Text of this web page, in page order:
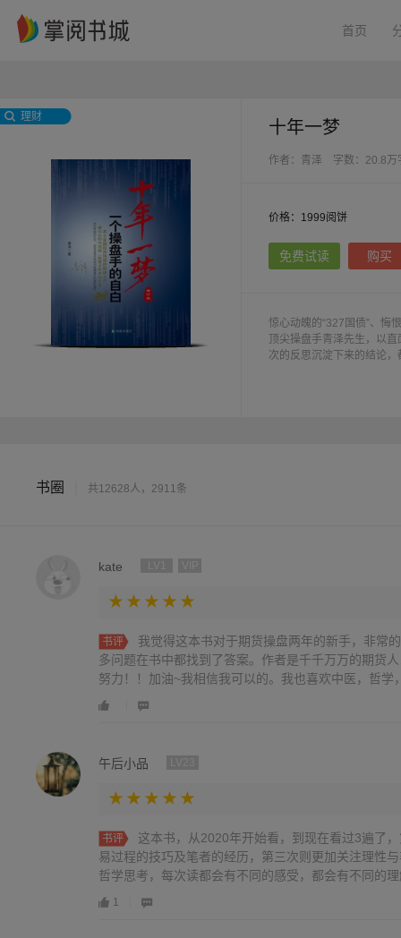
首页
理财
十年一梦
作者：青泽 字数：20.8万
价格：1999阅饼
免费试读 购买
惊心动魄的“327国债”、悔
顶尖操盘手青泽先生，以
次的反思沉淀下来的结论
书圈 共12628人，2911条
kate
书评
我觉得这本书对于期货操盘两年的新手，非常
多问题在书中都找到了答案。作者是千千万万的期货
努力！！加油~我相信我可以的。我也喜欢中医，哲学
午后小品
书评
这本书，从2020年开始看，到现在看过3遍了
易过程的技巧及笔者的经历，第三次则更加关注理性
哲学思考，每次读都会有不同的感受，都会有不同的
1